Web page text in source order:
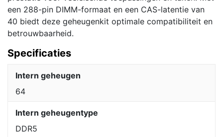
een 288-pin DIMM-formaat en een CAS-latentie van
40 biedt deze geheugenkit optimale compatibiliteit en
betrouwbaarheid.
Specificaties
Intern geheugen
64
Intern geheugentype
DDR5